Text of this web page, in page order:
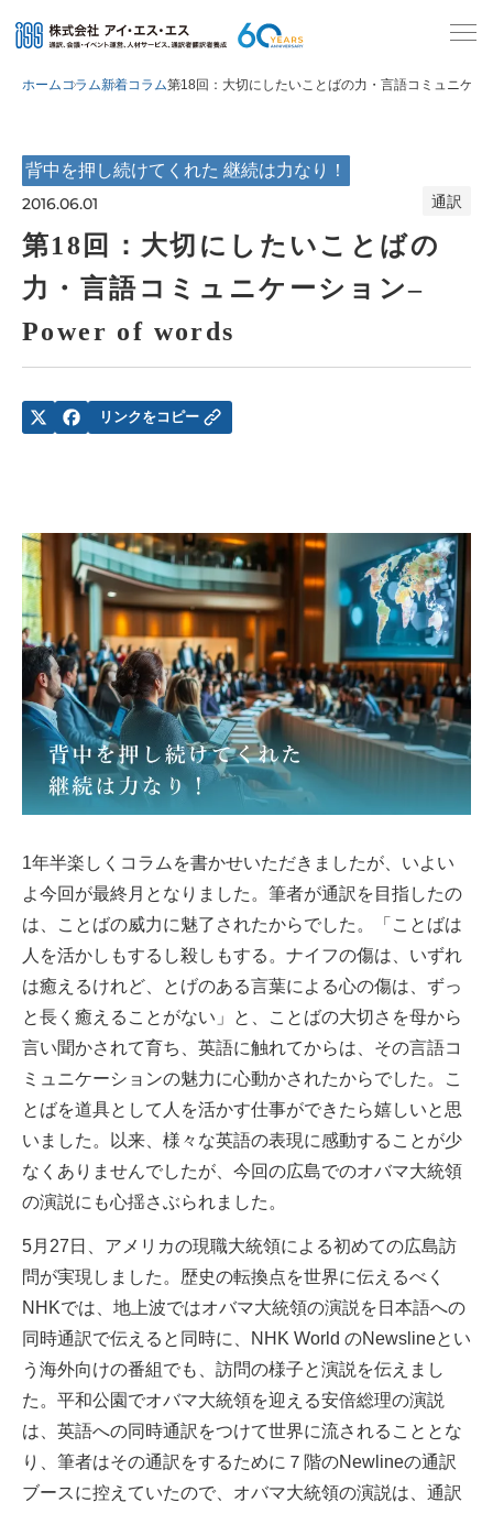
ホームコラム新着コラム第18回：大切にしたいことばの力・言語コミュニケー
背中を押し続けてくれた 継続は力なり！
2016.06.01 通訳
第18回：大切にしたいことばの
力・言語コミュニケーション–
Power of words
リンクをコピー
1年半楽しくコラムを書かせいただきましたが、いよい
よ今回が最終月となりました。筆者が通訳を目指したの
は、ことばの威力に魅了されたからでした。「ことばは
人を活かしもするし殺しもする。ナイフの傷は、いずれ
は癒えるけれど、とげのある言葉による心の傷は、ずっ
と長く癒えることがない」と、ことばの大切さを母から
言い聞かされて育ち、英語に触れてからは、その言語コ
ミュニケーションの魅力に心動かされたからでした。こ
とばを道具として人を活かす仕事ができたら嬉しいと思
いました。以来、様々な英語の表現に感動することが少
なくありませんでしたが、今回の広島でのオバマ大統領
の演説にも心揺さぶられました。
5月27日、アメリカの現職大統領による初めての広島訪
問が実現しました。歴史の転換点を世界に伝えるべく
NHKでは、地上波ではオバマ大統領の演説を日本語への
同時通訳で伝えると同時に、NHK World のNewslineとい
う海外向けの番組でも、訪問の様子と演説を伝えまし
た。平和公園でオバマ大統領を迎える安倍総理の演説
は、英語への同時通訳をつけて世界に流されることとな
り、筆者はその通訳をするために７階のNewlineの通訳
ブースに控えていたので、オバマ大統領の演説は、通訳